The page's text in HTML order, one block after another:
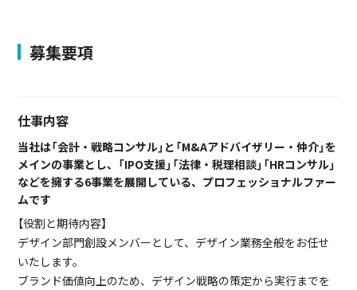
募集要項
仕事内容
当社は「会計・戦略コンサル」と「M&Aアドバイザリー・仲介」を
メインの事業とし、「IPO支援」「法律・税理相談」「HRコンサル」
などを擁する6事業を展開している、プロフェッショナルファー
ムです
【役割と期待内容】
デザイン部門創設メンバーとして、デザイン業務全般をお任せ
いたします。
ブランド価値向上のため、デザイン戦略の策定から実行までを